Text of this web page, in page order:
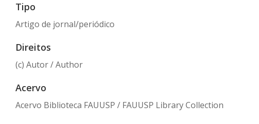
Tipo
Artigo de jornal/periódico
Direitos
(c) Autor / Author
Acervo
Acervo Biblioteca FAUUSP / FAUUSP Library Collection